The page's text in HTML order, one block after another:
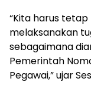
“Kita harus
melaksanakan
sebagaimana
Pemerintah
Pegawai,” ujar